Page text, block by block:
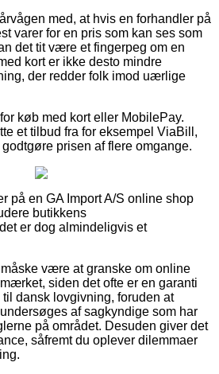
med, at hvis en forhandler på
varer for en pris som kan ses som
det tit være et fingerpeg om en
kort er ikke desto mindre
der redder folk imod uærlige
køb med kort eller MobilePay.
et tilbud fra for eksempel ViaBill,
prisen af flere omgange.
på en GA Import A/S online shop
butikkens
er dog almindeligvis et
være at granske om online
siden det ofte er en garanti
dansk lovgivning, foruden at
af sagkyndige som har
på området. Desuden giver det
såfremt du oplever dilemmaer